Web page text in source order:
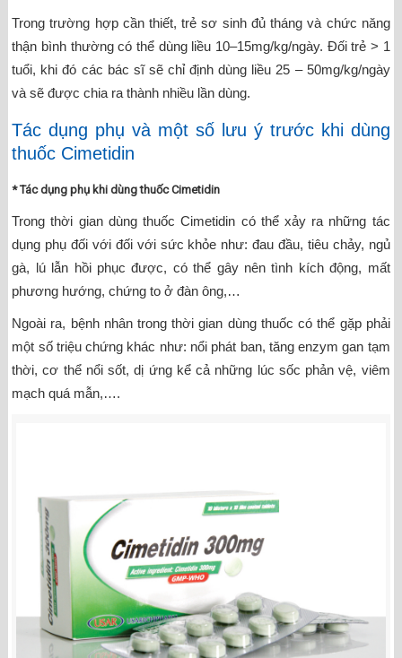
Trong trường hợp cần thiết, trẻ sơ sinh đủ tháng và chức năng
thận bình thường có thể dùng liều 10–15mg/kg/ngày. Đối trẻ > 1
tuổi, khi đó các bác sĩ sẽ chỉ định dùng liều 25 – 50mg/kg/ngày
và sẽ được chia ra thành nhiều lần dùng.
Tác dụng phụ và một số lưu ý trước khi dùng
thuốc Cimetidin
* Tác dụng phụ khi dùng thuốc Cimetidin
Trong thời gian dùng thuốc Cimetidin có thể xảy ra những tác
dụng phụ đối với đối với sức khỏe như: đau đầu, tiêu chảy, ngủ
gà, lú lẫn hồi phục được, có thể gây nên tình kích động, mất
phương hướng, chứng to ở đàn ông,…
Ngoài ra, bệnh nhân trong thời gian dùng thuốc có thể gặp phải
một số triệu chứng khác như: nổi phát ban, tăng enzym gan tạm
thời, cơ thể nổi sốt, dị ứng kể cả những lúc sốc phản vệ, viêm
mạch quá mẫn,….